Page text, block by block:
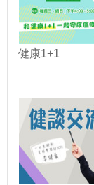
健康1+1